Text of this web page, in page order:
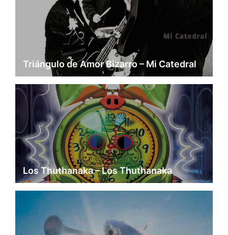
Triángulo de Amor Bizarro – Mi Catedral
Los Thuthanaka – Los Thuthanaka